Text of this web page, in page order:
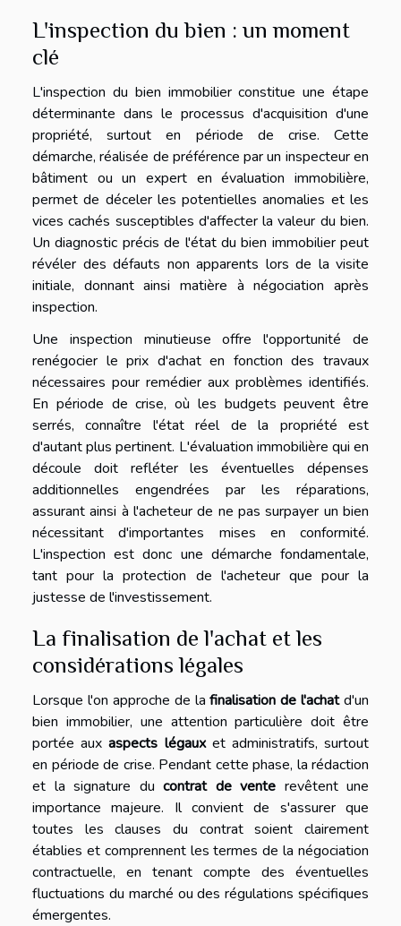
L'inspection du bien : un moment
clé
L'inspection du bien immobilier constitue une étape
déterminante dans le processus d'acquisition d'une
propriété, surtout en période de crise. Cette
démarche, réalisée de préférence par un inspecteur en
bâtiment ou un expert en évaluation immobilière,
permet de déceler les potentielles anomalies et les
vices cachés susceptibles d'affecter la valeur du bien.
Un diagnostic précis de l'état du bien immobilier peut
révéler des défauts non apparents lors de la visite
initiale, donnant ainsi matière à négociation après
inspection.
Une inspection minutieuse offre l'opportunité de
renégocier le prix d'achat en fonction des travaux
nécessaires pour remédier aux problèmes identifiés.
En période de crise, où les budgets peuvent être
serrés, connaître l'état réel de la propriété est
d'autant plus pertinent. L'évaluation immobilière qui en
découle doit refléter les éventuelles dépenses
additionnelles engendrées par les réparations,
assurant ainsi à l'acheteur de ne pas surpayer un bien
nécessitant d'importantes mises en conformité.
L'inspection est donc une démarche fondamentale,
tant pour la protection de l'acheteur que pour la
justesse de l'investissement.
La finalisation de l'achat et les
considérations légales
Lorsque l'on approche de lafinalisation de l'achatd'un
bien immobilier, une attention particulière doit être
portée auxaspects légauxet administratifs, surtout
en période de crise. Pendant cette phase, la rédaction
et la signature du contrat de vente revêtent une
importance majeure. Il convient de s'assurer que
toutes les clauses du contrat soient clairement
établies et comprennent les termes de la négociation
contractuelle, en tenant compte des éventuelles
fluctuations du marché ou des régulations spécifiques
émergentes.